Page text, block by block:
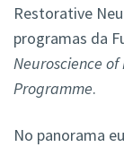
Restorative
programas da
Neuroscience
Programme.
No panorama